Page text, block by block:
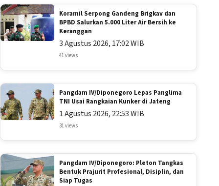
Koramil Serpong Gandeng Brigkav dan
BPBD Salurkan 5.000 Liter Air Bersih ke
Keranggan
3 Agustus 2026, 17:02 WIB
41 views
Pangdam IV/Diponegoro Lepas Panglima
TNI Usai Rangkaian Kunker di Jateng
1 Agustus 2026, 22:53 WIB
31 views
Pangdam IV/Diponegoro: Pleton Tangkas
Bentuk Prajurit Profesional, Disiplin, dan
Siap Tugas